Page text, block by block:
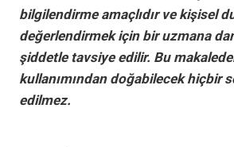
bilgilendirme amaçlıdır ve kişisel
değerlendirmek için bir uzmana
şiddetle tavsiye edilir. Bu
kullanımından doğabilecek hiçbir
edilmez.